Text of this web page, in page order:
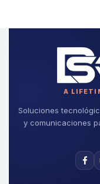
A
Soluciones
y comunicaciones